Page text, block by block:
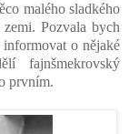
malého sladkého
Pozvala bych
o nějaké
fajnšmekrovský
prvním.